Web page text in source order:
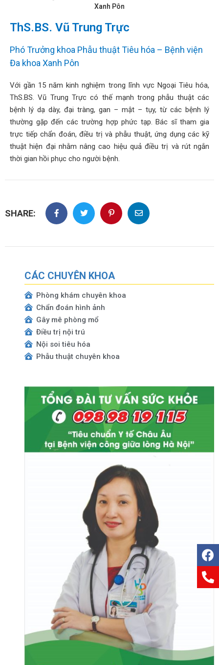
Xanh Pôn
ThS.BS. Vũ Trung Trực
Phó Trưởng khoa Phẫu thuật Tiêu hóa – Bệnh viện
Đa khoa Xanh Pôn
Với gần 15 năm kinh nghiệm trong lĩnh vực Ngoại Tiêu hóa,
ThS.BS. Vũ Trung Trực có thế mạnh trong phẫu thuật các
bệnh lý dạ dày, đại tràng, gan – mật – tụy, từ các bệnh lý
thường gặp đến các trường hợp phức tạp. Bác sĩ tham gia
trực tiếp chẩn đoán, điều trị và phẫu thuật, ứng dụng các kỹ
thuật hiện đại nhằm nâng cao hiệu quả điều trị và rút ngắn
thời gian hồi phục cho người bệnh.
SHARE:
CÁC CHUYÊN KHOA
Phòng khám chuyên khoa
Chẩn đoán hình ảnh
Gây mê phòng mổ
Điều trị nội trú
Nội soi tiêu hóa
Phẫu thuật chuyên khoa